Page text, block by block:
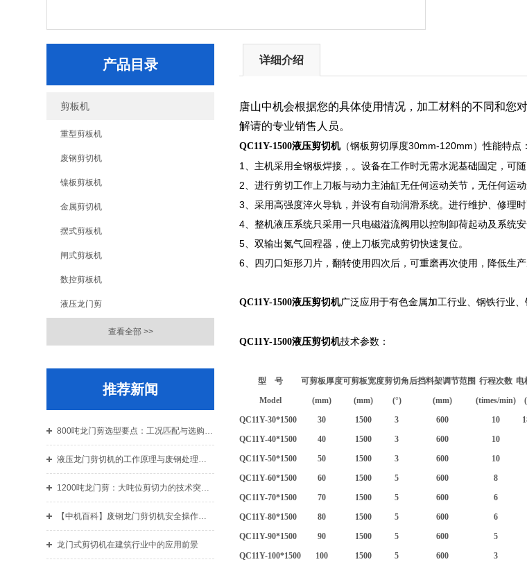
产品目录
剪板机
重型剪板机
废钢剪切机
镍板剪板机
金属剪切机
摆式剪板机
闸式剪板机
数控剪板机
液压龙门剪
查看全部 >>
推荐新闻
800吨龙门剪选型要点：工况匹配与选购指南
液压龙门剪切机的工作原理与废钢处理应用解析
1200吨龙门剪：大吨位剪切力的技术突破与结构设计解析
【中机百科】废钢龙门剪切机安全操作规程：老机手总结的10条铁律
龙门式剪切机在建筑行业中的应用前景
详细介绍
唐山中机会根据您的具体使用情况，加工材料的不同和您
解请的专业销售人员。
QC11Y-1500液压剪切机（钢板剪切厚度30mm-120mm）性能特点：
1、主机采用全钢板焊接，。设备在工作时无需水泥基础固定，可随
2、进行剪切工作上刀板与动力主油缸无任何运动关节，无任何运动
3、采用高强度淬火导轨，并设有自动润滑系统。进行维护、修理时
4、整机液压系统只采用一只电磁溢流阀用以控制卸荷起动及系统
5、双输出氮气回程器，使上刀板完成剪切快速复位。
6、四刃口矩形刀片，翻转使用四次后，可重磨再次使用，降低生产
QC11Y-1500液压剪切机广泛应用于有色金属加工行业、钢铁行业
QC11Y-1500液压剪切机技术参数：
型 号
Model
可剪板厚度
(mm)
可剪板宽度
(mm)
剪切角
(°)
后挡料架调节范围
(mm)
行程次数
(times/min)
电
QC11Y-30*1500
30 1500 3 600 10
QC11Y-40*1500
40 1500 3 600 10
QC11Y-50*1500
50 1500 3 600 10
QC11Y-60*1500
60 1500 5 600 8
QC11Y-70*1500
70 1500 5 600 6
QC11Y-80*1500
80 1500 5 600 6
QC11Y-90*1500
90 1500 5 600 5
QC11Y-100*1500
100 1500 5 600 3